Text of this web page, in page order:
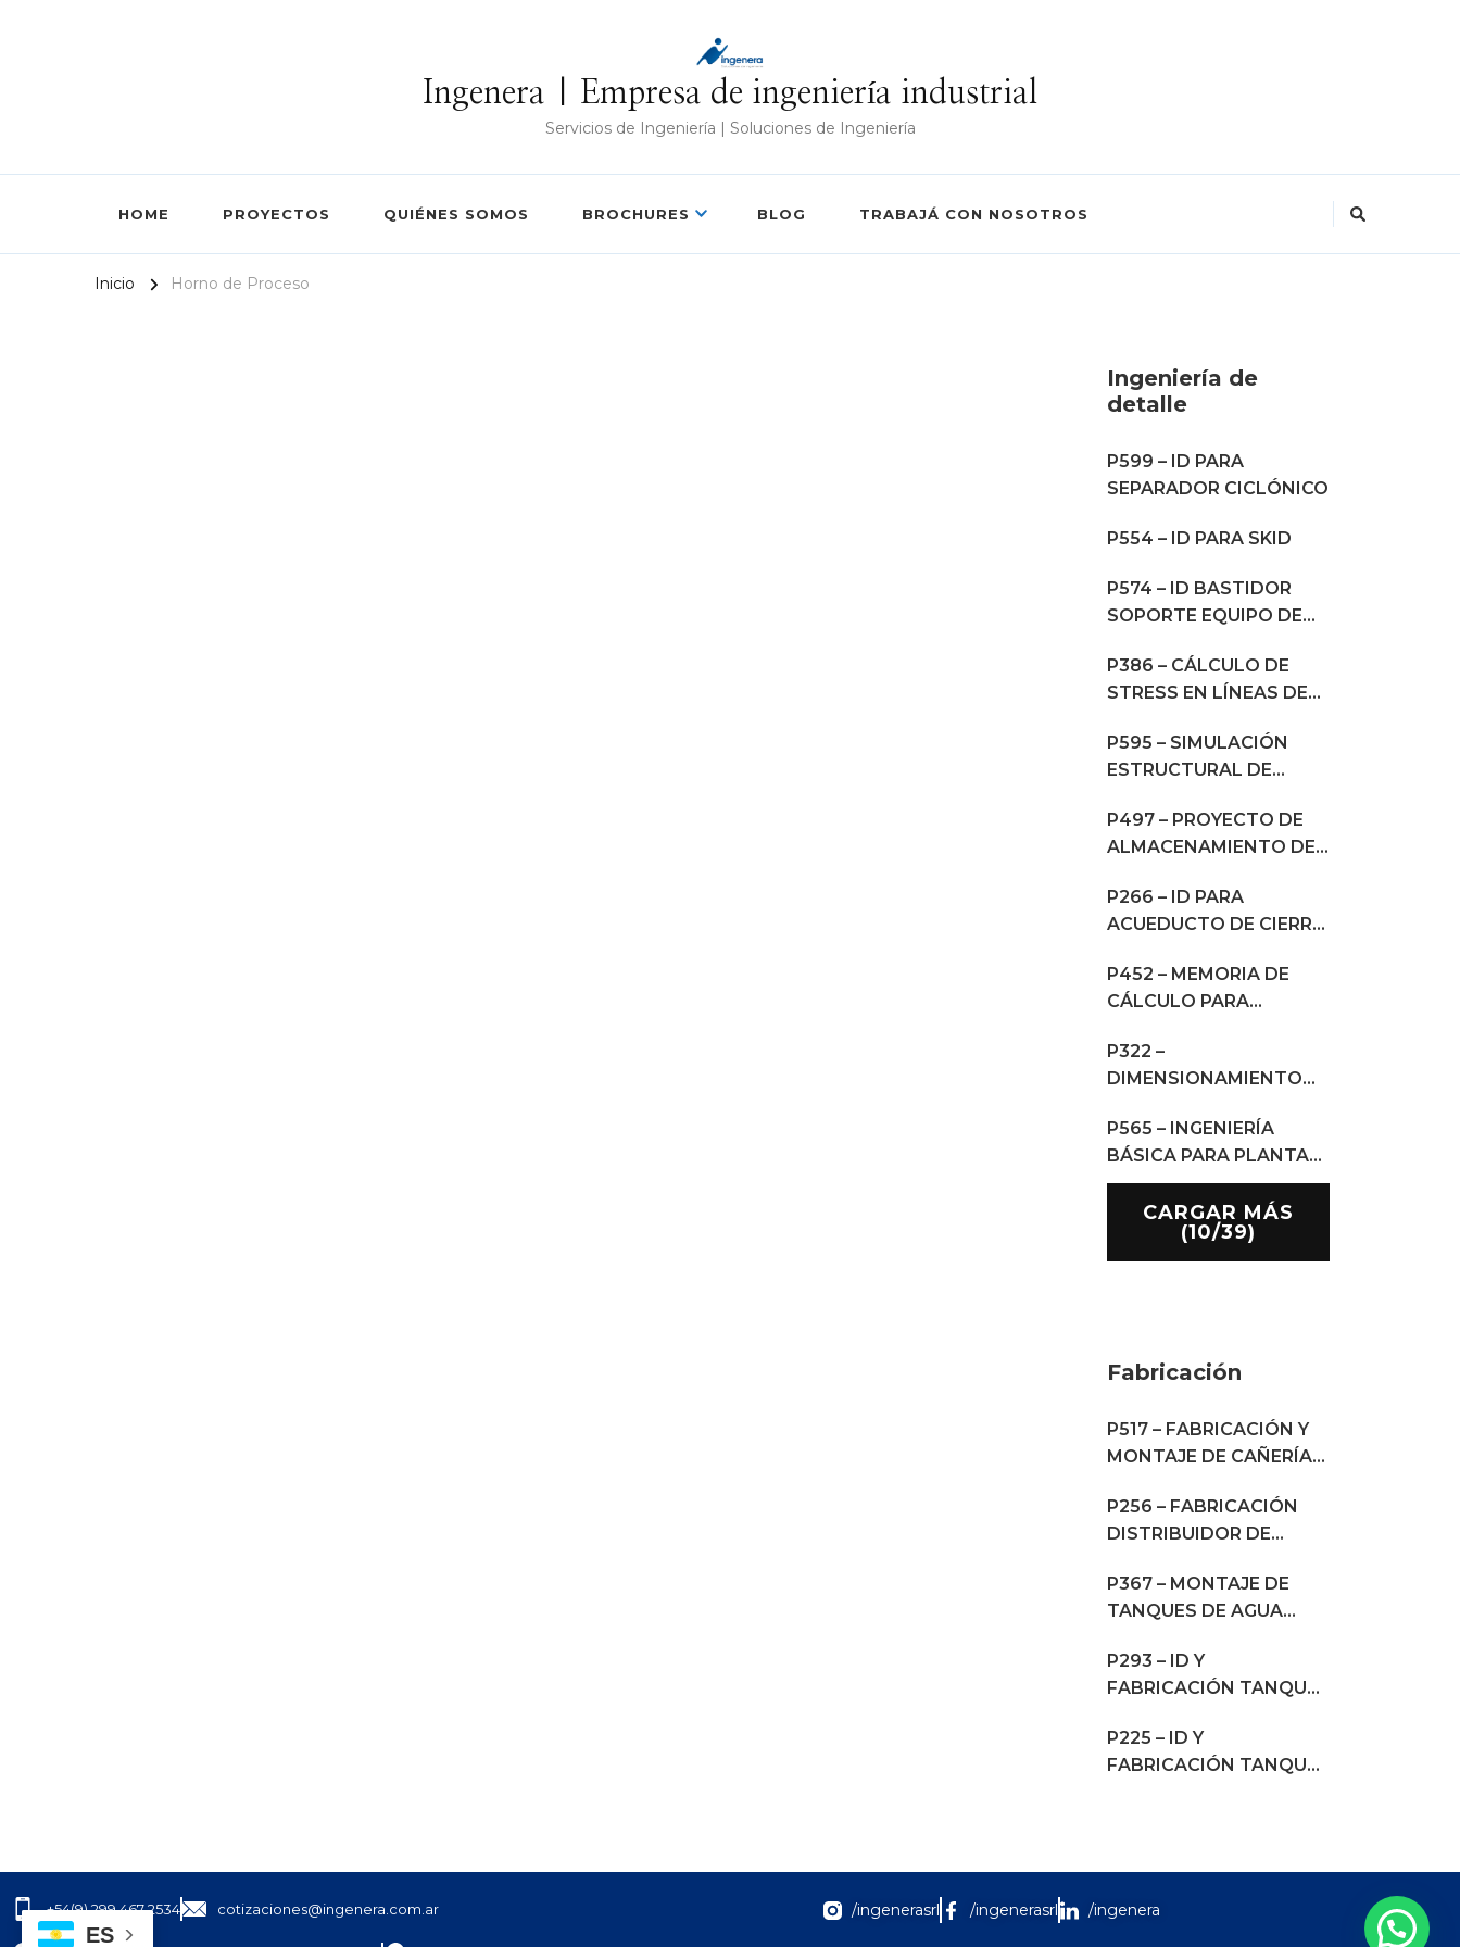
Ingenera | Empresa de ingeniería industrial
Servicios de Ingeniería | Soluciones de Ingeniería
HOME PROYECTOS QUIÉNES SOMOS BROCHURES BLOG TRABAJÁ CON NOSOTROS
Inicio Horno de Proceso
Ingeniería de
detalle
P599 – ID PARA
SEPARADOR CICLÓNICO
P554 – ID PARA SKID
P574 – ID BASTIDOR
SOPORTE EQUIPO DE
P386 – CÁLCULO DE
STRESS EN LÍNEAS DE
P595 – SIMULACIÓN
ESTRUCTURAL DE
P497 – PROYECTO DE
ALMACENAMIENTO DE
SEMILLAS
P266 – ID PARA
ACUEDUCTO DE CIERRE
P452 – MEMORIA DE
CÁLCULO PARA
LEVANTAMIENTO.
P322 –
DIMENSIONAMIENTO
POR CDF
P565 – INGENIERÍA
BÁSICA PARA PLANTA
DE HIDRÓGENO VERDE
CARGAR MÁS
(10/39)
Fabricación
P517 – FABRICACIÓN Y
MONTAJE DE CAÑERÍAS
P256 – FABRICACIÓN
DISTRIBUIDOR DE
P367 – MONTAJE DE
TANQUES DE AGUA
P293 – ID Y
FABRICACIÓN TANQUE
P225 – ID Y
FABRICACIÓN TANQUE
+54(9) 299 467 2534 cotizaciones@ingenera.com.ar /ingenerasrl /ingenerasrl /ingenera
ES